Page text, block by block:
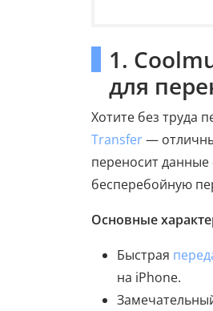
1.
для
Хотите без труда
Transfer—
переносит
бесперебойную
Основные
Быстрая
на iPhone.